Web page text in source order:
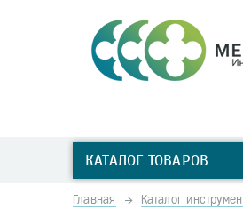
КАТАЛОГ ТОВАРОВ
Главная Каталог